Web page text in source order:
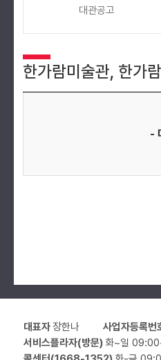
대관공고
한가람미술관, 한가
-
대표자장한나 사업자등록번
서비스플라자(방문) 화~일